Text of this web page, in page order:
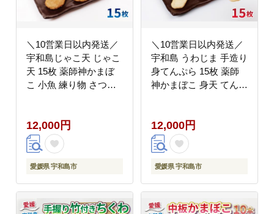
＼10営業日以内発送／
宇和島じゃこ天 じゃこ
天 15枚 薬師神かまぼ
こ 小魚 練り物 さつま
かまぼこ 蒲鉾 カマボコ
冷蔵 惣菜 フライ おで
ん だし 小分け 酒 おつ
まみ 肴 水産 加工品 特
国産 愛媛 宇和島 C012-
019001
12,000円
愛媛県 宇和島市
＼10営業日以内発送／
宇和島 うわじま 手造り
身てんぷら 15枚 薬師
神かまぼこ 身天 てんぷ
げかまぼこ 蒲鉾 カマボ
コ 冷蔵 惣菜 フライ お
でん だし 小分け 酒 お
つまみ 肴 特産品 郷土
宇和島 C012-019002
12,000円
愛媛県 宇和島市